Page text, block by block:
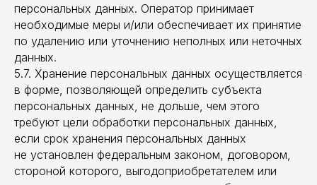
персональных данных. Оператор принимает
необходимые меры и/или обеспечивает их принятие
по удалению или уточнению неполных или неточных
данных.
5.7. Хранение персональных данных осуществляется
в форме, позволяющей определить субъекта
персональных данных, не дольше, чем этого
требуют цели обработки персональных данных,
если срок хранения персональных данных
не установлен федеральным законом, договором,
стороной которого, выгодоприобретателем или